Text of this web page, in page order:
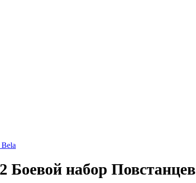
Боевой набор Повстанцев